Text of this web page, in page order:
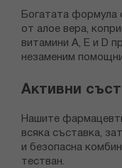
Богатата формула
от алое вера,
витамини A, E и D
незаменим
Активни
Нашите
всяка съставка,
и безопасна
тестван.